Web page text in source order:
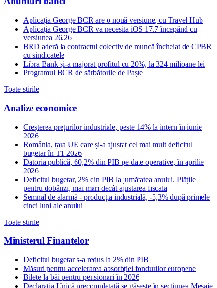
Aplicația George BCR are o nouă versiune, cu Travel Hub
Aplicația George BCR va necesita iOS 17.7 începând cu
versiunea 26.26
BRD aderă la contractul colectiv de muncă încheiat de CPBR
cu sindicatele
Libra Bank și-a majorat profitul cu 20%, la 324 milioane lei
Programul BCR de sărbătorile de Paște
Toate stirile
Analize economice
Creșterea prețurilor industriale, peste 14% la intern în iunie
2026
România, țara UE care și-a ajustat cel mai mult deficitul
bugetar în T1 2026
Datoria publică, 60,2% din PIB pe date operative, în aprilie
2026
Deficitul bugetar, 2% din PIB la jumătatea anului. Plățile
pentru dobânzi, mai mari decât ajustarea fiscală
Semnal de alarmă - producția industrială, -3,3% după primele
cinci luni ale anului
Toate stirile
Ministerul Finantelor
Deficitul bugetar s-a redus la 2% din PIB
Măsuri pentru accelerarea absorbției fondurilor europene
Bilete la băi pentru pensionari în 2026
Declarația Unică precompletată se găsește în secțiunea Mesaje